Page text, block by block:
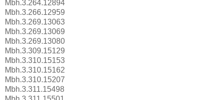
Mbh.3.264.12894
Mbh.3.266.12959
Mbh.3.269.13063
Mbh.3.269.13069
Mbh.3.269.13080
Mbh.3.309.15129
Mbh.3.310.15153
Mbh.3.310.15162
Mbh.3.310.15207
Mbh.3.311.15498